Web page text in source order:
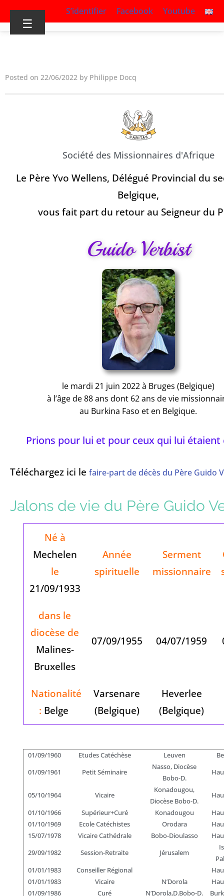
S’identifier Facebook Youtube
☰
Posted on 22/06/2022 by Philippe Docq
Société des Missionnaires d'Afrique
Le Père Yvo Wellens, Délégué Provincial du
Belgique,
vous fait part du retour au Seigneur du
Guido Verbist
le mardi 21 juin 2022 à Bruges (Belgique)
à l’âge de 88 ans dont 62 ans de vie
au Burkina Faso et en Belgique.
Prions pour lui et pour ceux qui lui étaient
Téléchargez ici le faire-part de décès du Père Guido
Jalons de vie du Père Guido
Né à
Mechelen
le
21/09/1933
Année
spirituelle
Serment
missionnaire
dans le
diocèse de
Malines-
Bruxelles
07/09/1955 04/07/1959
Nationalité
: Belge
Varsenare
(Belgique)
Heverlee
(Belgique)
01/09/1960 Etudes Catéchèse Leuven
01/09/1961
Petit Séminaire
Nasso, Diocèse
Bobo-D.
05/10/1964 Vicaire
Konadougou,
Diocèse Bobo-D.
01/10/1966
Supérieur+Curé Konadougou
01/10/1969
Ecole Catéchistes Orodara
15/07/1978
Vicaire Cathédrale Bobo-Dioulasso
29/09/1982
Session-Retraite Jérusalem
01/01/1983
Conseiller Régional
01/01/1983
Vicaire N’Dorola
01/09/1986
Curé N’Dorola,D.Bobo-D.